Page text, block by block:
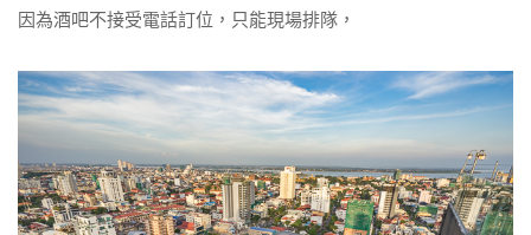
因為酒吧不接受電話訂位，只能現場排隊，